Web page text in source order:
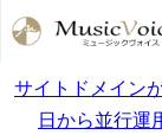
サイトドメイン
日から並行運